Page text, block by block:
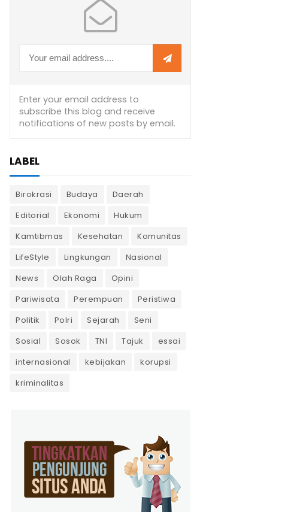
LABEL
Birokrasi Budaya
Daerah
Editorial
Ekonomi
Hukum
Kamtibmas
Kesehatan
Komunitas
LifeStyle
Lingkungan
Nasional
News
Olah Raga
Opini
Pariwisata
Perempuan
Peristiwa
Politik
Polri Sejarah
Seni
Sosial
Sosok TNI Tajuk
essai
internasional
kebijakan
korupsi
kriminalitas